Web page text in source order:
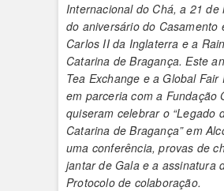
Internacional do Chá, a 21 de
do aniversário do Casamento
Carlos II da Inglaterra e a
Catarina de Bragança. Este
Tea Exchange e a Global Fair
em parceria com a Fundação
quiseram celebrar o “Legado
Catarina de Bragança” em
uma conferência, provas de
jantar de Gala e a assinatura
Protocolo de colaboração.